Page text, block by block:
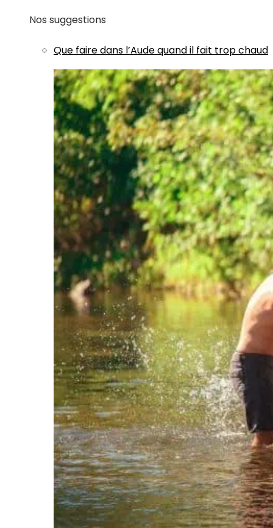
Nos suggestions
Que faire dans l’Aude quand il fait trop chaud